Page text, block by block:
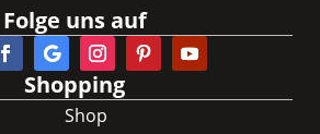
Folge uns auf
Shopping
Shop